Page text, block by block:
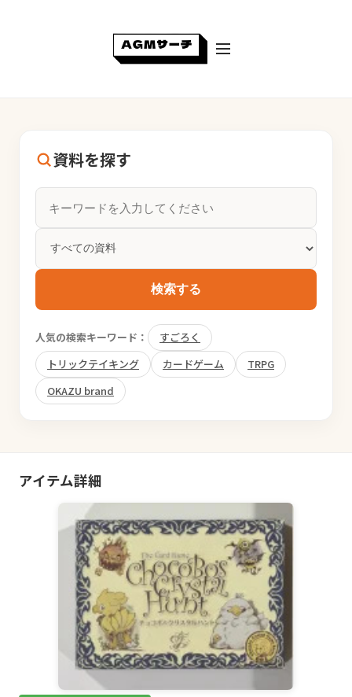
資料を探す
検索する
人気の検索キーワード：
すごろく
トリックテイキング
カードゲーム
TRPG
OKAZU brand
アイテム詳細